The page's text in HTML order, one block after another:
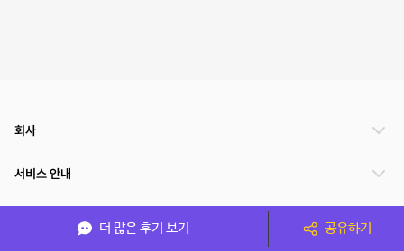
더 많은 후기 보기 공유하기
회사
서비스 안내